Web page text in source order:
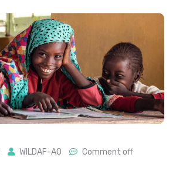
WILDAF-AO Comment off